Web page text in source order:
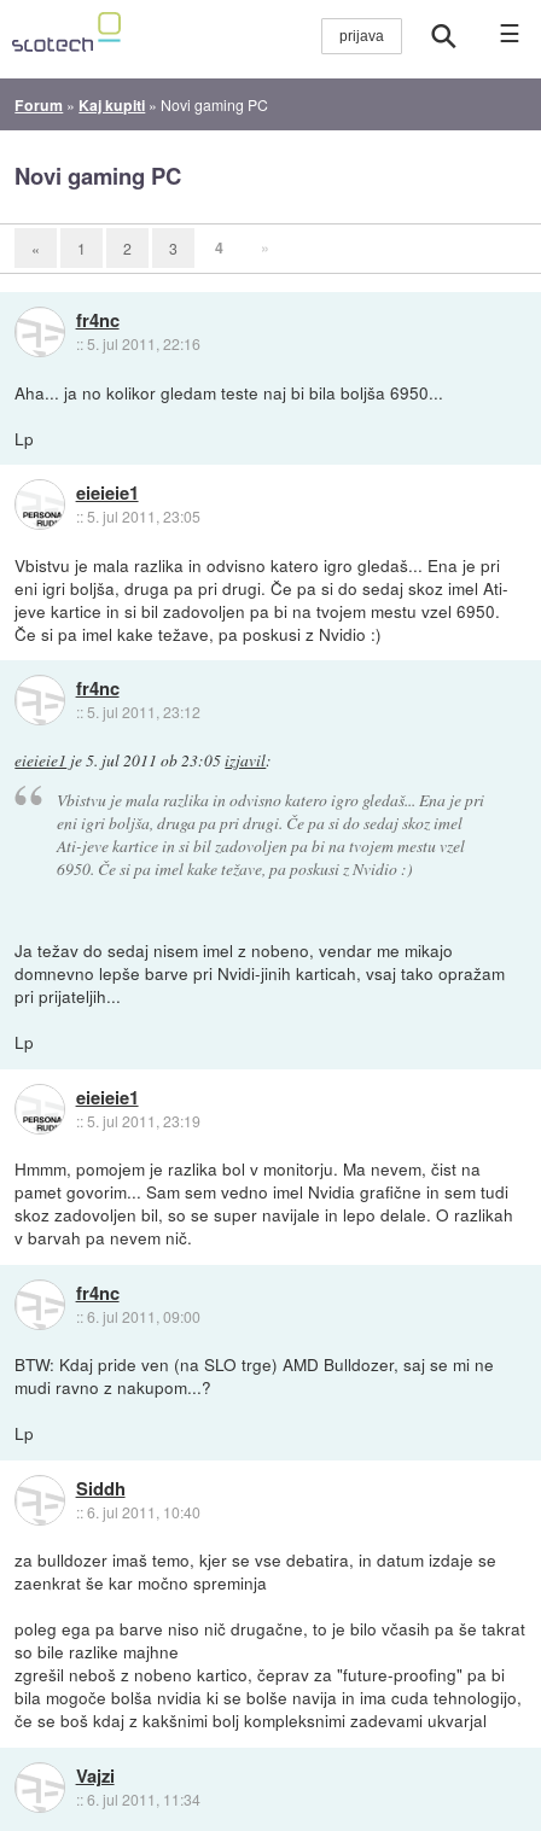
☰
Forum » Kaj kupiti » Novi gaming PC
Novi gaming PC
« 1 2 3 4 »
fr4nc
:: 5. jul 2011, 22:16
Aha... ja no kolikor gledam teste naj bi bila boljša 6950...
Lp
eieieie1
::5. jul 2011, 23:05
Vbistvu je mala razlika in odvisno katero igro gledaš... Ena je pri
eni igri boljša, druga pa pri drugi. Če pa si do sedaj skoz imel Ati-
jeve kartice in si bil zadovoljen pa bi na tvojem mestu vzel 6950.
Če si pa imel kake težave, pa poskusi z Nvidio :)
fr4nc
:: 5. jul 2011, 23:12
eieieie1 je5. jul 2011 ob 23:05izjavil:
Vbistvu je mala razlika in odvisno katero igro gledaš... Ena je pri
eni igri boljša, druga pa pri drugi. Če pa si do sedaj skoz imel
Ati-jeve kartice in si bil zadovoljen pa bi na tvojem mestu vzel
6950. Če si pa imel kake težave, pa poskusi z Nvidio :)
Ja težav do sedaj nisem imel z nobeno, vendar me mikajo
domnevno lepše barve pri Nvidi-jinih karticah, vsaj tako opražam
pri prijateljih...
Lp
eieieie1
::5. jul 2011, 23:19
Hmmm, pomojem je razlika bol v monitorju. Ma nevem, čist na
pamet govorim... Sam sem vedno imel Nvidia grafične in sem tudi
skoz zadovoljen bil, so se super navijale in lepo delale. O razlikah
v barvah pa nevem nič.
fr4nc
::6. jul 2011, 09:00
BTW: Kdaj pride ven (na SLO trge) AMD Bulldozer, saj se mi ne
mudi ravno z nakupom...?
Lp
Siddh
::6. jul 2011, 10:40
za bulldozer imaš temo, kjer se vse debatira, in datum izdaje se
zaenkrat še kar močno spreminja
poleg ega pa barve niso nič drugačne, to je bilo včasih pa še takrat
so bile razlike majhne
zgrešil neboš z nobeno kartico, čeprav za "future-proofing" pa bi
bila mogoče bolša nvidia ki se bolše navija in ima cuda tehnologijo,
če se boš kdaj z kakšnimi bolj kompleksnimi zadevami ukvarjal
Vajzi
::6. jul 2011, 11:34